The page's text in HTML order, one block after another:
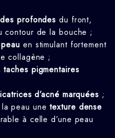
profondes du front,
contour de la bouche ;
en stimulant fortement
collagène ;
taches pigmentaires
d’acné marquées ;
peau unetexture dense
à celle d’une peau